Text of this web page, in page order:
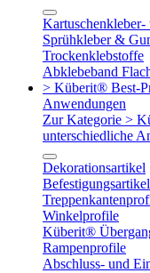
Kartuschenkleber-
Sprühkleber &
Trockenklebstoffe
Abklebeband
> Küberit® Best-
Anwendungen
Zur Kategorie >
unterschiedliche
Dekorationsartikel
Winkelprofile
Küberit®
Rampenprofile
Abschluss- und